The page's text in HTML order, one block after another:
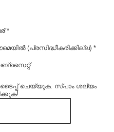
*
(പ്രസിദ്ധീകരിക്കില്ല) *
ടൈപ്പ്‌ ചെയ്യുക. സ്പാം ശല്യം